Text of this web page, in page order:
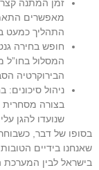
זמן המתנה
מאפשרים
התהליך כמעט
חופש בחירה
המסלול בחו”ל
הבירוקרטיה
ניהול
בצורה מסחרית
שנועדו להגן
בסופו של דבר,
שאנחנו בידיים
בישראל לבין המערכת